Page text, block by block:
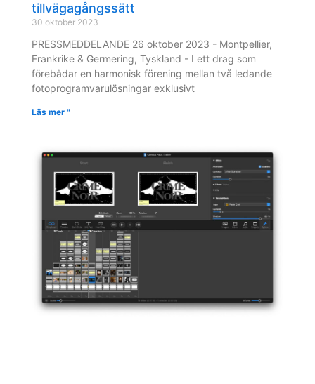
tillvägagångssätt
30 oktober 2023
PRESSMEDDELANDE 26 oktober 2023 - Montpellier,
Frankrike & Germering, Tyskland - I ett drag som
förebådar en harmonisk förening mellan två ledande
fotoprogramvarulösningar exklusivt
Läs mer "